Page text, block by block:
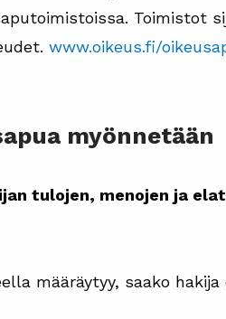
Toimistot
www.oikeus.fi/
myönnetään
tulojen, menojen ja
määräytyy, saako